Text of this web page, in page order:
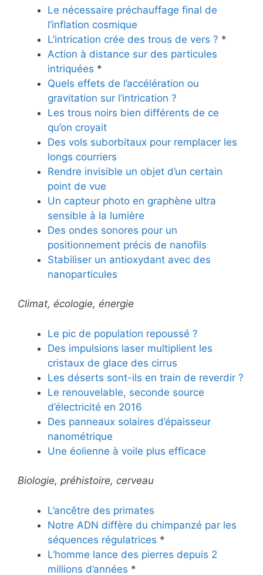
Le nécessaire préchauffage final de
l’inflation cosmique
L’intrication crée des trous de vers ? *
Action à distance sur des particules
intriquées *
Quels effets de l’accélération ou
gravitation sur l’intrication ?
Les trous noirs bien différents de ce
qu’on croyait
Des vols suborbitaux pour remplacer les
longs courriers
Rendre invisible un objet d’un certain
point de vue
Un capteur photo en graphène ultra
sensible à la lumière
Des ondes sonores pour un
positionnement précis de nanofils
Stabiliser un antioxydant avec des
nanoparticules
Climat, écologie, énergie
Le pic de population repoussé ?
Des impulsions laser multiplient les
cristaux de glace des cirrus
Les déserts sont-ils en train de reverdir ?
Le renouvelable, seconde source
d’électricité en 2016
Des panneaux solaires d’épaisseur
nanométrique
Une éolienne à voile plus efficace
Biologie, préhistoire, cerveau
L’ancêtre des primates
Notre ADN diffère du chimpanzé par les
séquences régulatrices *
L’homme lance des pierres depuis 2
millions d’années *